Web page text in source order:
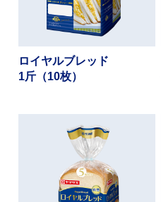
ロイヤルブレッド
1斤（10枚）